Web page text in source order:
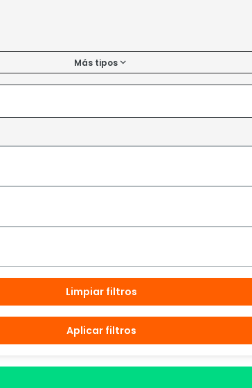
Más tipos
Limpiar filtros
Aplicar filtros